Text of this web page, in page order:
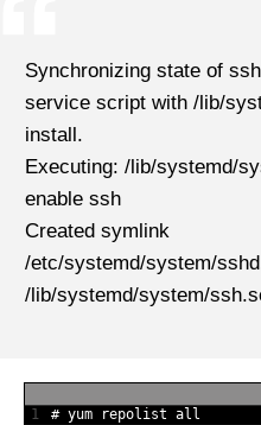
Synchronizing state of
service script with /lib/
install.
Executing: /lib/systemd/
enable ssh
Created symlink
/etc/systemd/system/
/lib/systemd/system/
1 # yum repolist all